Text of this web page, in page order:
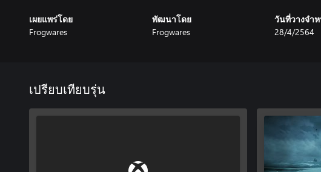
เผยแพร่โดย
Frogwares
พัฒนาโดย
Frogwares
วันที่วางจำ
28/4/2564
เปรียบเทียบรุ่น